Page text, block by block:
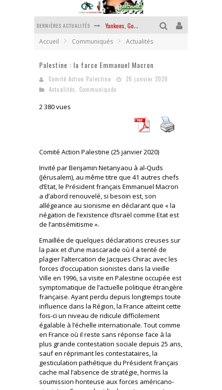
DERNIÈRES ACTUALITÉS Yankees, Go home !
Chantage terroriste
La révolution ou rien
Des accords de paix sans le peuple et contre le peuple
La banalité du mal colonial
Accueil Communiqués Actualités
Palestine : la farce Emmanuel Macron
Comité Action Palestine
26 janvier 2020
Actualités
Communiqués
2 380 vues
Comité Action Palestine (25 janvier 2020)
Invité par Benjamin Netanyaou à al-Quds
(Jérusalem), au même titre que 41 autres chefs
d’Etat, le Président français Emmanuel Macron
a d’abord renouvelé, si besoin est, son
allégeance au sionisme en déclarant que « la
négation de l’existence d’Israël comme Etat est
de l’antisémitisme ».
Emaillée de quelques déclarations creuses sur
la paix et d’une mascarade où il a tenté de
plagier l’altercation de Jacques Chirac avec les
forces d’occupation sionistes dans la vieille
Ville en 1996, sa visite en Palestine occupée est
symptomatique de l’actuelle politique étrangère
française. Ayant perdu depuis longtemps toute
influence dans la Région, la France atteint cette
fois-ci un niveau de ridicule difficilement
égalable à l’échelle internationale. Tout comme
en France où il reste sans réponse face à la
plus grande contestation sociale depuis 25 ans,
sauf en réprimant les contestataires, la
gesticulation pathétique du Président français
cache mal l’absence de stratégie, hormis la
soumission honteuse aux forces américano-